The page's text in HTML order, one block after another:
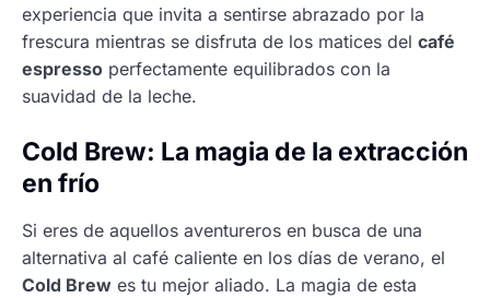
experiencia que invita a sentirse abrazado por la
frescura mientras se disfruta de los matices del café
espresso perfectamente equilibrados con la
suavidad de la leche.
Cold Brew: La magia de la extracción
en frío
Si eres de aquellos aventureros en busca de una
alternativa al café caliente en los días de verano, el
Cold Brew es tu mejor aliado. La magia de esta